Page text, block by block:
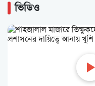
সিলেটের মহাসড়কে
ওসমানীনগরে ৯
শিক্ষা, স্বাস্থ্য ও
ভিডিও